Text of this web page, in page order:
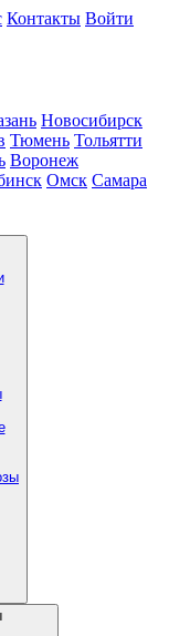
Контакты Войти
Новосибирск
Тюмень Тольятти
Воронеж
Омск Самара